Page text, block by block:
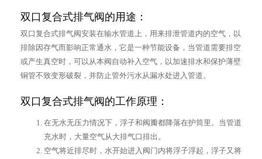
双口复合式排气阀的用途：
双口复合式排气阀安装在输水管道上，用来排泄管道内的空气，以
排除因存气而影响正常通水，它是一种节能设备，当管道需要排空
或产生真空时，可以从本阀自动补入空气，以加速排水和保护薄壁
铜管不致变形破裂，并防止管外污水从漏水处进入管道。
双口复合式排气阀的工作原理：
在无水无压力情况下，浮子和阀瓣都降落在护筒里。当管道
充水时，大量空气从大排气口排出。
空气将近排尽时，水开始进入阀门内将浮子浮起，浮子又将